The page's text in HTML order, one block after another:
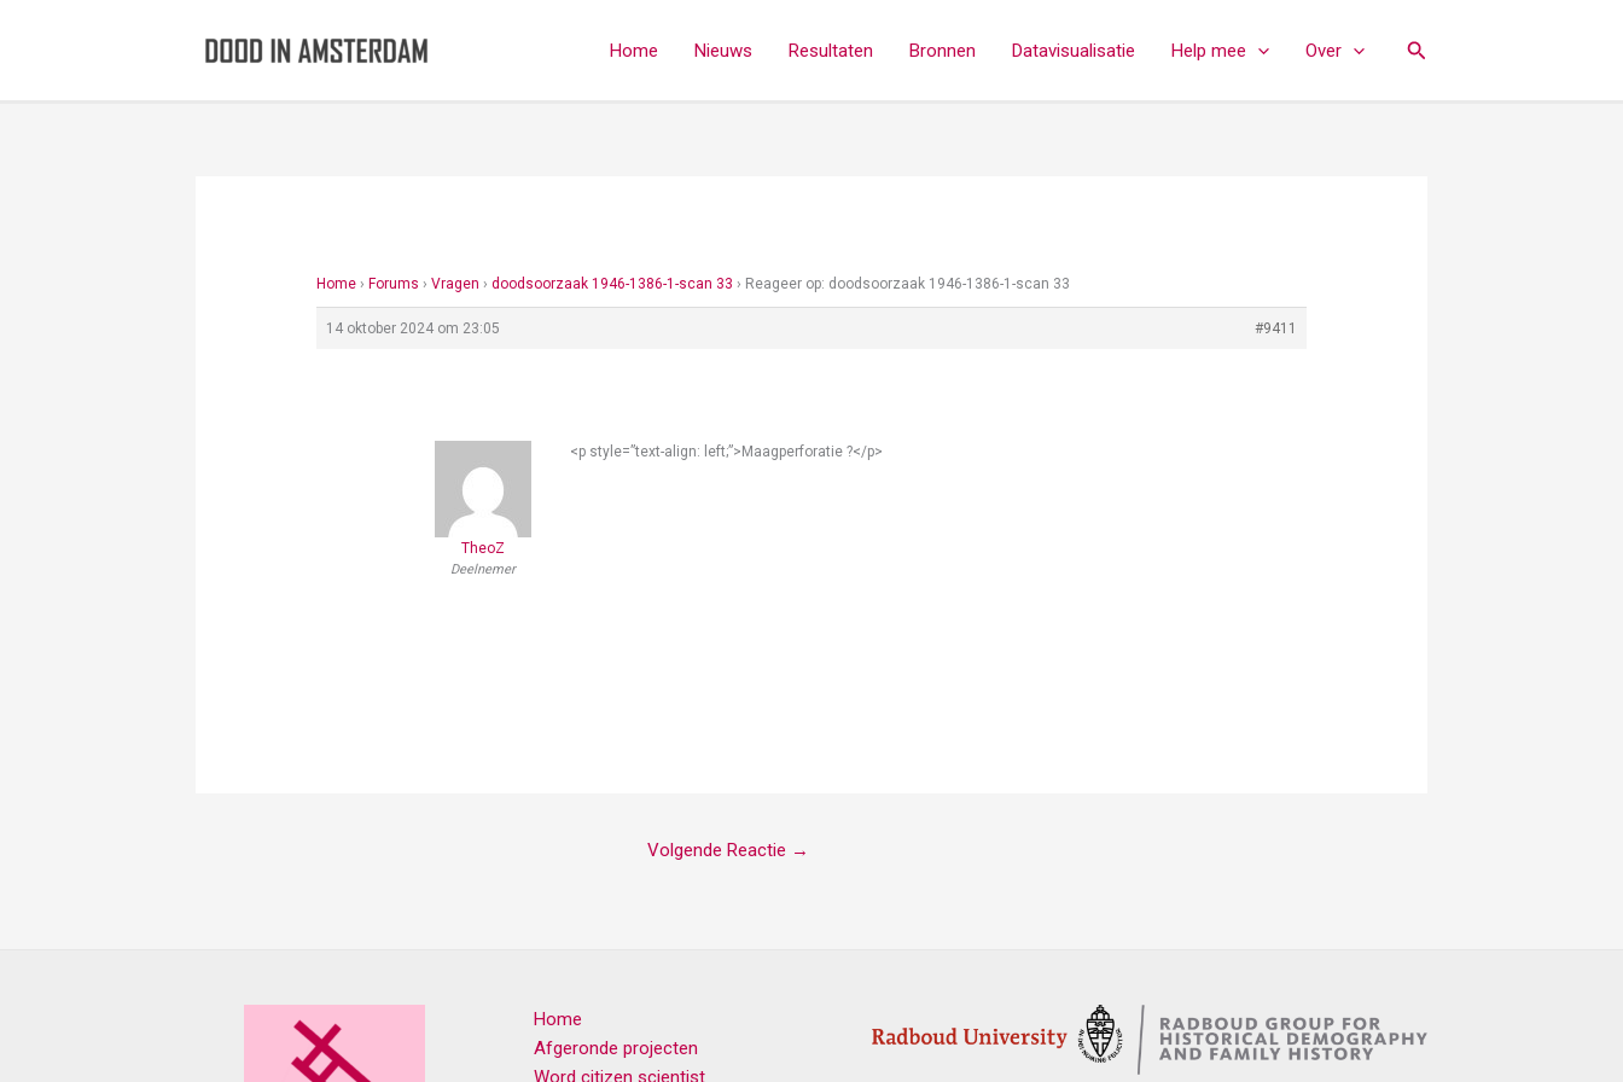
Home Nieuws Resultaten Bronnen Datavisualisatie Help mee Over Zoeken
Home › Forums › Vragen › doodsoorzaak 1946-1386-1-scan 33 › Reageer op: doodsoorzaak 1946-1386-1-scan 33
14 oktober 2024 om 23:05 #9411
TheoZ
Deelnemer
<p style=”text-align: left;”>Maagperforatie ?</p>
Volgende Reactie →
Home
Afgeronde projecten
Word citizen scientist